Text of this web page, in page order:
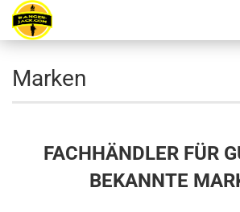
Marken
FACHHÄNDLER FÜR
BEKANNTE